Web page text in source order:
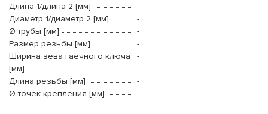
Длина 1/длина 2 [мм]
-
Диаметр 1/диаметр 2 [мм]
-
Ø трубы [мм]
-
Размер резьбы [мм]
-
Ширина зева гаечного ключа
[мм]
-
Длина резьбы [мм]
-
Ø точек крепления [мм]
-